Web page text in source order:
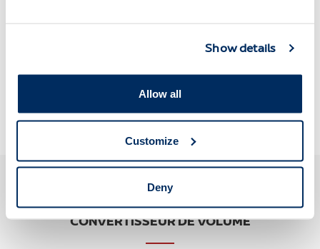
Show details
Allow all
Customize
Deny
CONVERTISSEUR DE VOLUME